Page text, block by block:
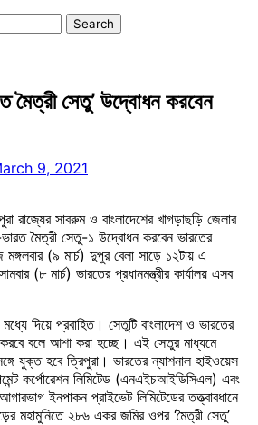
মৈত্রী সেতু’ উদ্বোধন করবেন
9, 2021
রাজ্যের সাবরুম ও বাংলাদেশের খাগড়াছড়ি জেলার
মৈত্রী সেতু-১ উদ্বোধন করবেন ভারতের
মঙ্গলবার (৯ মার্চ) দুপুর বেলা সাড়ে ১২টায় এ
(৮ মার্চ) ভারতের প্রধানমন্ত্রীর কার্যালয় এসব
দিয়ে প্রবাহিত। সেতুটি বাংলাদেশ ও ভারতের
বলে আশা করা হচ্ছে। এই সেতুর মাধ্যমে
যুক্ত হবে ত্রিপুরা। ভারতের ন্যাশনাল হাইওয়েস
কর্পোরেশন লিমিটেড (এনএইচআইডিসিএল) এবং
আগারভাগ ইনপাকন প্রাইভেট লিমিটেডের তত্ত্বাবধানে
মহামুনিতে ২৮৬ একর জমির ওপর ‘মৈত্রী সেতু’